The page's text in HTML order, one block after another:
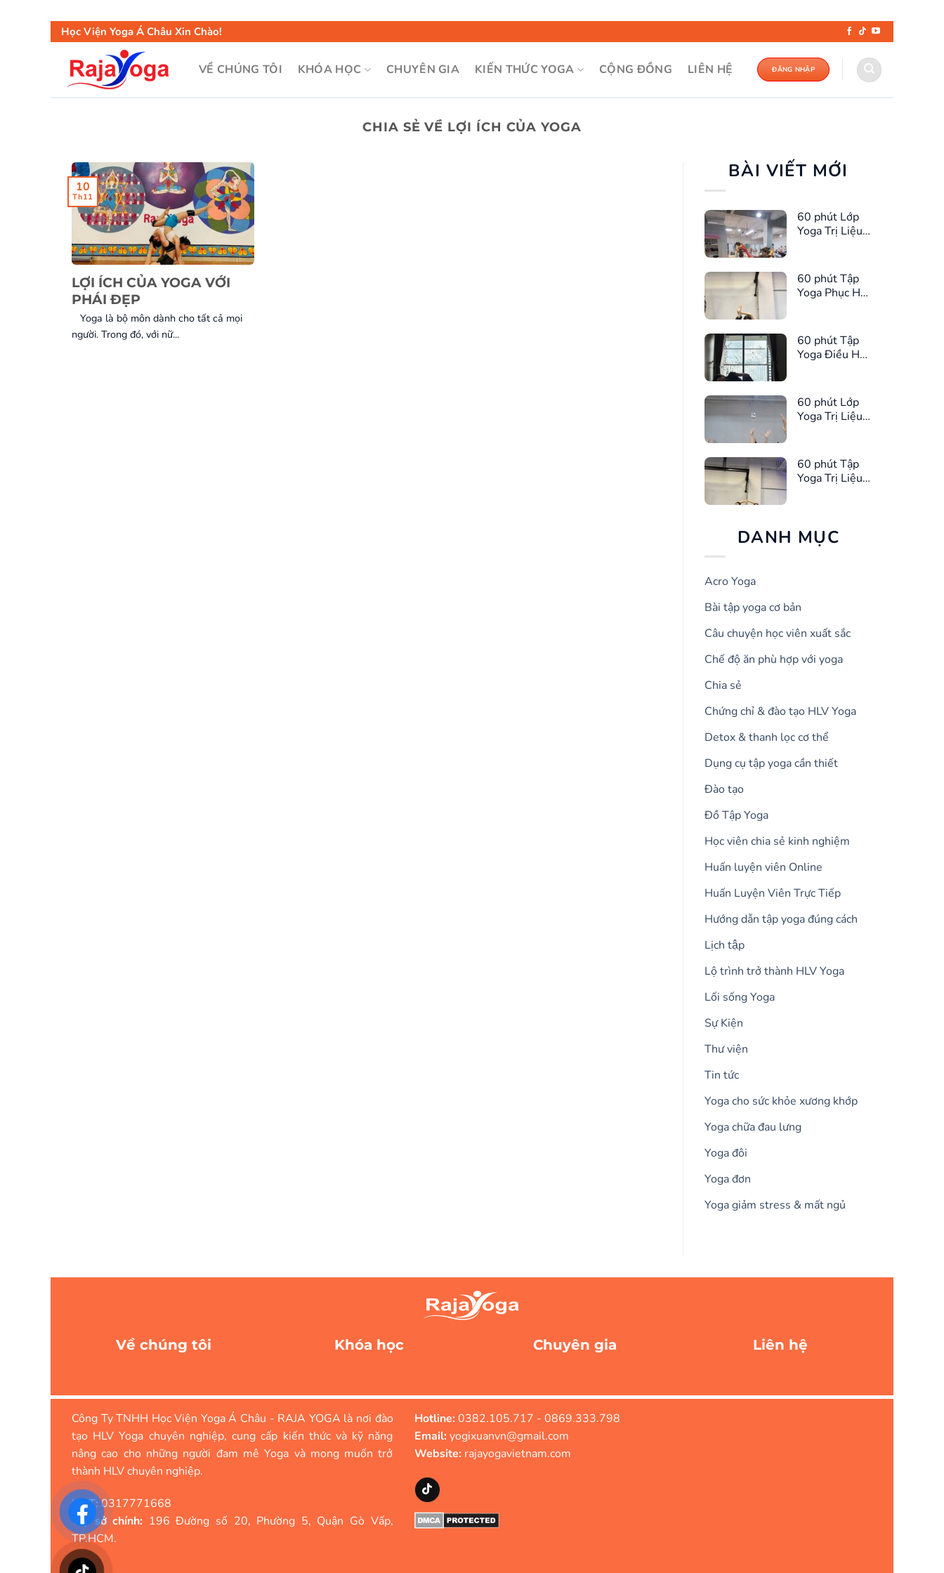
qua
nội
Học Viện Yoga Á Châu Xin Chào!
VỀ CHÚNG TÔI KHÓA HỌC CHUYÊN GIA KIẾN THỨC YOGA CỘNG ĐỒNG LIÊN HỆ ĐĂNG NHẬP
CHIA SẺ VỀ LỢI ÍCH CỦA YOGA
LỢI ÍCH CỦA YOGA VỚI
PHÁI ĐẸP
Yoga là bộ môn dành cho tất cả mọi
người. Trong đó, với nữ...
10
Th11
BÀI VIẾT MỚI
60 phút Lớp
Yoga Trị Liệu
60 phút Tập
Yoga Phục Hồi
60 phút Tập
Yoga Điều Hòa
60 phút Lớp
Yoga Trị Liệu
60 phút Tập
Yoga Trị Liệu
DANH MỤC
Acro Yoga
Bài tập yoga cơ bản
Câu chuyện học viên xuất sắc
Chế độ ăn phù hợp với yoga
Chia sẻ
Chứng chỉ & đào tạo HLV Yoga
Detox & thanh lọc cơ thể
Dụng cụ tập yoga cần thiết
Đào tạo
Đồ Tập Yoga
Học viên chia sẻ kinh nghiệm
Huấn luyện viên Online
Huấn Luyện Viên Trực Tiếp
Hướng dẫn tập yoga đúng cách
Lịch tập
Lộ trình trở thành HLV Yoga
Lối sống Yoga
Sự Kiện
Thư viện
Tin tức
Yoga cho sức khỏe xương khớp
Yoga chữa đau lưng
Yoga đôi
Yoga đơn
Yoga giảm stress & mất ngủ
Về chúng tôi Khóa học Chuyên gia Liên hệ
Công Ty TNHH Học Viện Yoga Á Châu - RAJA YOGA là nơi đào
tạo HLV Yoga chuyên nghiệp, cung cấp kiến thức và kỹ năng
nâng cao cho những người đam mê Yoga và mong muốn trở
thành HLV chuyên nghiệp.
MST:0317771668
Trụ sở chính: 196 Đường số 20, Phường 5, Quận Gò Vấp,
TP.HCM.
Hotline:0382.105.717 - 0869.333.798
Email:yogixuanvn@gmail.com
Website:rajayogavietnam.com